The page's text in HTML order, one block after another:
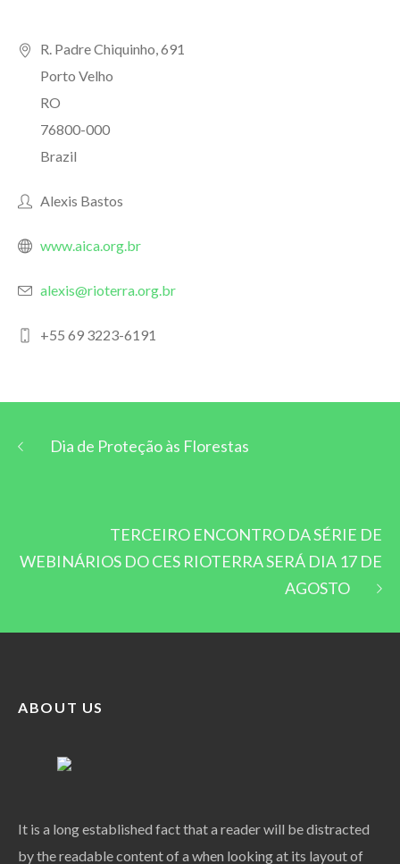
R. Padre Chiquinho, 691
Porto Velho
RO
76800-000
Brazil
Alexis Bastos
www.aica.org.br
alexis@rioterra.org.br
+55 69 3223-6191
Dia de Proteção às Florestas
TERCEIRO ENCONTRO DA SÉRIE DE
WEBINÁRIOS DO CES RIOTERRA SERÁ DIA 17 DE
AGOSTO
ABOUT US
It is a long established fact that a reader will be distracted
by the readable content of a when looking at its layout of